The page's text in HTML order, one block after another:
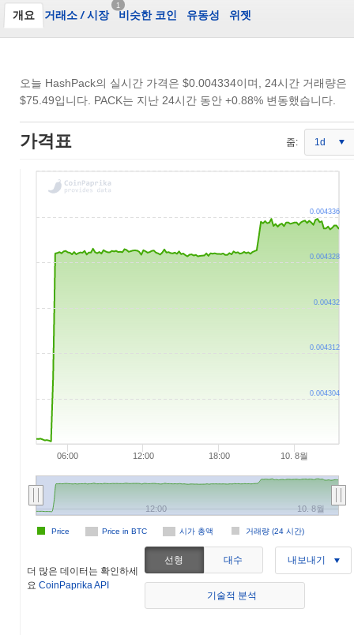
개요 거래소 /시장
1
비슷한 코인 유동성 위젯
오늘 HashPack의 실시간 가격은 $0.004334이며, 24시간 거래량은
$75.49입니다. PACK는 지난 24시간 동안 +0.88% 변동했습니다.
가격표 줌: 1d
06:00 12:00 18:00 10. 8월
Price in BTC 시가 총액 거래량 (24 시간)
Price
12:00 10. 8월
0.004304
0.004312
0.00432
0.004328
0.004336
더 많은 데이터는 확인하세
요 CoinPaprika API
선형 대수 내보내기
기술적 분석